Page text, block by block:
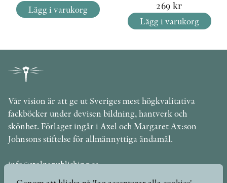
Lägg i varukorg 269 kr
Lägg i varukorg
Vår vision är att ge ut Sveriges mest högkvalitativa
fackböcker under devisen bildning, hantverk och
skönhet. Förlaget ingår i Axel och Margaret Ax:son
Johnsons stiftelse för allmännyttiga ändamål.
info@stolpepublishing.se